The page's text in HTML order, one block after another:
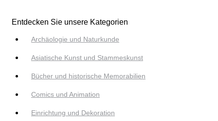
Entdecken Sie unsere Kategorien
Archäologie und Naturkunde
Asiatische Kunst und Stammeskunst
Bücher und historische Memorabilien
Comics und Animation
Einrichtung und Dekoration